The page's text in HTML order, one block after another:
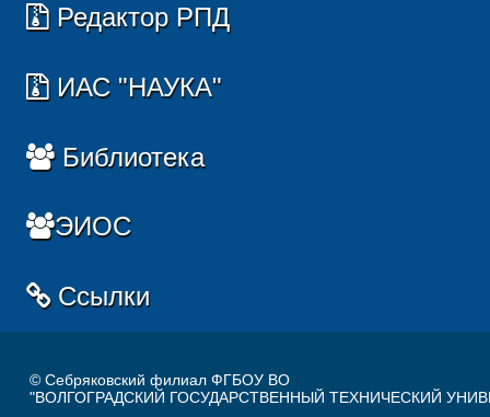
Редактор РПД
ИАС "НАУКА"
Библиотека
ЭИОС
Ссылки
© Себряковский филиал ФГБОУ ВО
"ВОЛГОГРАДСКИЙ ГОСУДАРСТВЕННЫЙ ТЕХНИЧЕСКИЙ